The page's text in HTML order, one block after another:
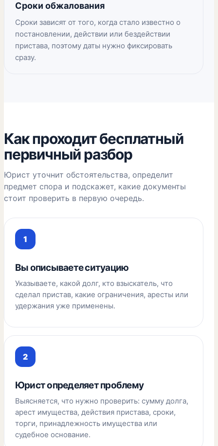
Сроки обжалования
Сроки зависят от того, когда стало известно о
постановлении, действии или бездействии
пристава, поэтому даты нужно фиксировать
сразу.
Как проходит бесплатный
первичный разбор
Юрист уточнит обстоятельства, определит
предмет спора и подскажет, какие документы
стоит проверить в первую очередь.
Вы описываете ситуацию
Указываете, какой долг, кто взыскатель, что
сделал пристав, какие ограничения, аресты или
удержания уже применены.
Юрист определяет проблему
Выясняется, что нужно проверить: сумму долга,
арест имущества, действия пристава, сроки,
торги, принадлежность имущества или
судебное основание.